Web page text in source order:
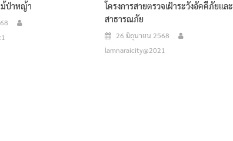
ม้ป่าหญ้า
โครงการสายตรวจเฝ้าระวังอัคคีภัยและ
สาธารณภัย
26 มิถุนายน 2568
lamnaraicity@2021